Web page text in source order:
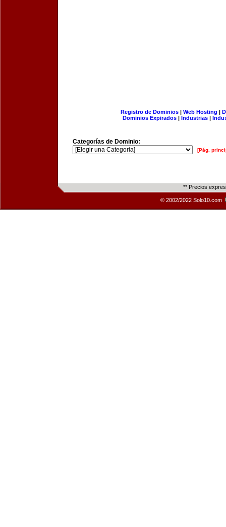
Registro de Dominios| Web Hosting |
Dominios Expirados | Industrias |
Categorías de Dominio:
[Pág.
** Precios
© 2002/2022 Solo10.com